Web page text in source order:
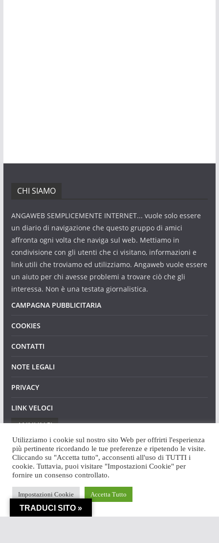
CHI SIAMO
ANGAWEB SEMPLICEMENTE INTERNET... vuole solo essere
un diario di navigazione che questo gruppo di amici
affronta ogni volta che naviga sul web. Mettiamo in
condivisione con gli utenti che ci visitano, informazioni e
link utili che troviamo ed utilizziamo. Angaweb vuole essere
un aiuto per chi avesse problemi a trovare ciò che gli
interessa. Non è una testata giornalistica.
CAMPAGNA PUBBLICITARIA
COOKIES
CONTATTI
NOTE LEGALI
PRIVACY
LINK VELOCI
ANNUNCI
Copyright © 2026 Angaweb. Tutti i diritti riservati.
Tema:ColorMagdi ThemeGrill. Powered by
Utilizziamo i cookie sul nostro sito Web per offrirti l'esperienza
più pertinente ricordando le tue preferenze e ripetendo le visite.
Cliccando su "Accetta tutto", acconsenti all'uso di TUTTI i
cookie. Tuttavia, puoi visitare "Impostazioni Cookie" per
fornire un consenso controllato.
Impostazioni Cookie Accetta Tutto
TRADUCI SITO »